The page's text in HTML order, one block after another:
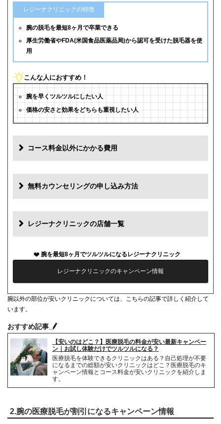
レジーナクリニックの特徴
腕の脱毛を最短8ヶ月で卒業できる
厚生労働省やFDA(米国食品医薬品局)から認可を受けた脱毛器を使
用
こんな人におすすめ！
腕を早くツルツルにしたい人
価格の安さと効果をどちらも重視したい人
コース料金以外にかかる費用
初診料 0円
再診料 0円
薬代 0円
シェービング代 0円
麻酔代 0円
キャンセル料
解約事務手数料 残り回数分の費用の10%
無料カウンセリングの申し込み方法
レジーナクリニックの店舗一覧
腕を最短8ヶ月でツルツルになるレジーナクリニック
レジーナクリニックのキャンペーン情報
腕以外の部位が安いクリニックについては、こちらの記事で詳しく紹介して
います。
おすすめ記事
【安いのはどこ？】医療脱毛の料金が安い最新キャンペー
ン｜お試し体験だけでツルツルになる？
医療脱毛を体験できるクリニックはある？自己処理が不要
になるまでの総額が安いクリニックはどこ？医療脱毛のキ
ャンペーン情報とコース料金が安いクリニックを紹介しま
す。
2.腕の医療脱毛が割引になるキャンペーン情報